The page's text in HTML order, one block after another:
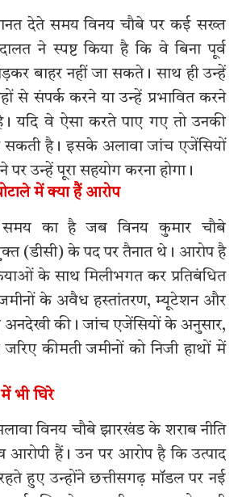
देते समय विनय चौबे पर कई सख्त
ने स्पष्ट किया है कि वे बिना पूर्व
बाहर नहीं जा सकते। साथ ही उन्हें
से संपर्क करने या उन्हें प्रभावित करने
यदि वे ऐसा करते पाए गए तो उनकी
सकती है। इसके अलावा जांच एजेंसियों
उन्हें पूरा सहयोग करना होगा।
में क्या हैं आरोप
का है जब विनय कुमार चौबे
(डीसी) के पद पर तैनात थे। आरोप है
के साथ मिलीभगत कर प्रतिबंधित
जमीनों के अवैध हस्तांतरण, म्यूटेशन और
अनदेखी की। जांच एजेंसियों के अनुसार,
कीमती जमीनों को निजी हाथों में
भी घिरे
विनय चौबे झारखंड के शराब नीति
आरोपी हैं। उन पर आरोप है कि उत्पाद
हुए उन्होंने छत्तीसगढ़ मॉडल पर नई